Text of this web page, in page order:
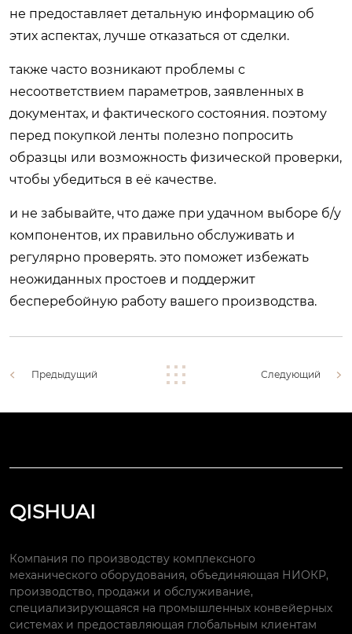
не предоставляет детальную информацию об
этих аспектах, лучше отказаться от сделки.
также часто возникают проблемы с
несоответствием параметров, заявленных в
документах, и фактического состояния. поэтому
перед покупкой ленты полезно попросить
образцы или возможность физической проверки,
чтобы убедиться в её качестве.
и не забывайте, что даже при удачном выборе б/у
компонентов, их правильно обслуживать и
регулярно проверять. это поможет избежать
неожиданных простоев и поддержит
бесперебойную работу вашего производства.
Предыдущий Следующий
QISHUAI
Компания по производству комплексного
механического оборудования, объединяющая НИОКР,
производство, продажи и обслуживание,
специализирующаяся на промышленных конвейерных
системах и предоставляющая глобальным клиентам